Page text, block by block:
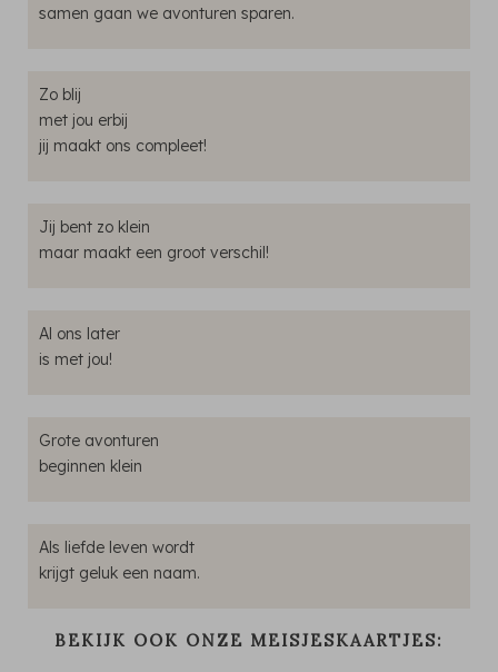
samen gaan we avonturen sparen.
Zo blij
met jou erbij
jij maakt ons compleet!
Jij bent zo klein
maar maakt een groot verschil!
Al ons later
is met jou!
Grote avonturen
beginnen klein
Als liefde leven wordt
krijgt geluk een naam.
BEKIJK OOK ONZE MEISJESKAARTJES: